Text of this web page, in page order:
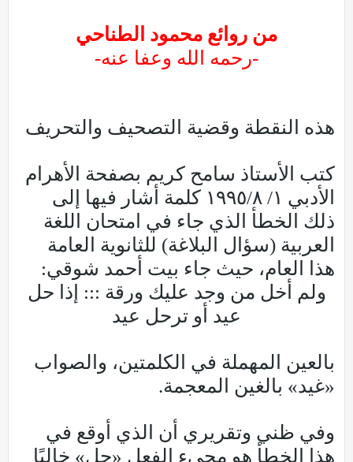
من روائع محمود الطناحي
-رحمه الله وعفا عنه-
هذه النقطة وقضية التصحيف والتحريف
كتب الأستاذ سامح كريم بصفحة الأهرام
الأدبي ١/ ٨/‏١٩٩٥ كلمة أشار فيها إلى
ذلك الخطأ الذي جاء في امتحان اللغة
العربية (سؤال البلاغة) للثانوية العامة
هذا العام، حيث جاء بيت أحمد شوقي:
ولم أخل من وجد عليك ورقة ::: إذا حل
عيد أو ترحل عيد
بالعين المهملة في الكلمتين، والصواب
«غيد» بالغين المعجمة.
وفي ظني وتقريري أن الذي أوقع في
هذا الخطأ هو مجيء الفعل «حل» خاليًا